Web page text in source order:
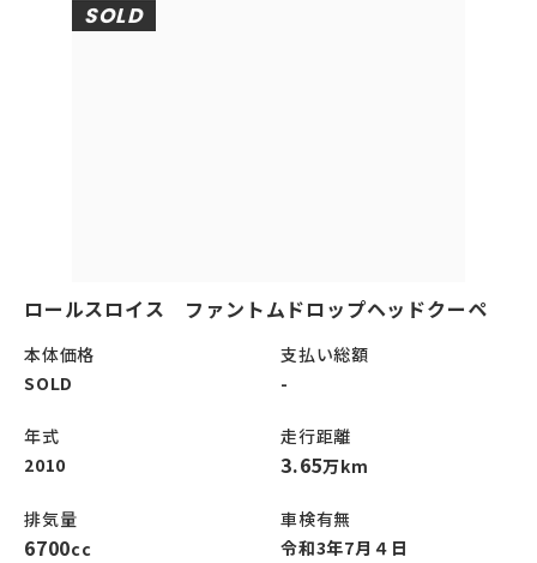
SOLD
ロールスロイス ファントムドロップヘッドクーペ
本体価格
SOLD
支払い総額
-
年式
2010
走行距離
3.65万km
排気量
6700cc
車検有無
令和3年7月４日